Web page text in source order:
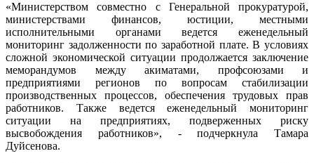
«Министерством совместно с Генеральной прокуратурой,
министерствами финансов, юстиции, местными
исполнительными органами ведется еженедельный
мониторинг задолженности по заработной плате. В условиях
сложной экономической ситуации продолжается заключение
меморандумов между акиматами, профсоюзами и
предприятиями регионов по вопросам стабилизации
производственных процессов, обеспечения трудовых прав
работников. Также ведется еженедельный мониторинг
ситуации на предприятиях, подверженных риску
высвобождения работников», - подчеркнула Тамара
Дуйсенова.